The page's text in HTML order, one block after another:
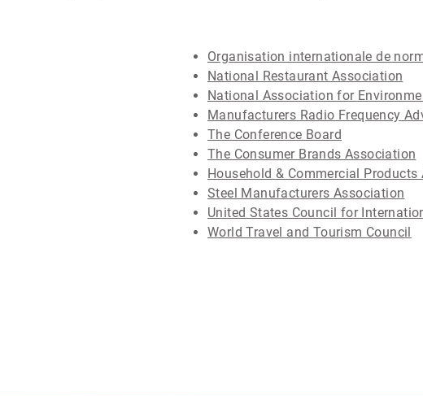
Organisation internationale de
National Restaurant Association
National Association for
Manufacturers Radio Frequency
The Conference Board
The Consumer Brands Association
Household & Commercial Products
Steel Manufacturers Association
United States Council for
World Travel and Tourism Council